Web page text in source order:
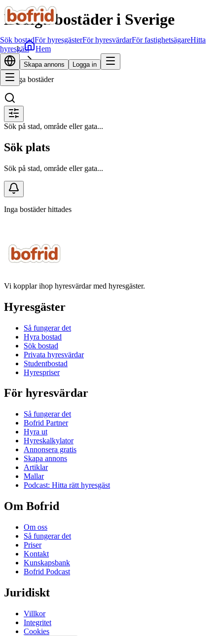
Sök bostadFör hyresgästerFör hyresvärdarFör fastighetsägareHitta
hyresgäst
Skapa annons Logga in
Lediga bostäder i Sverige
Hem
Sök bostad
Lediga bostäder
Sök på stad, område eller gata...
Sök plats
Sök på stad, område eller gata...
Inga bostäder hittades
Vi kopplar ihop hyresvärdar med hyresgäster.
Hyresgäster
Så fungerar det
Hyra bostad
Sök bostad
Privata hyresvärdar
Studentbostad
Hyrespriser
För hyresvärdar
Så fungerar det
Bofrid Partner
Hyra ut
Hyreskalkylator
Annonsera gratis
Skapa annons
Artiklar
Mallar
Podcast: Hitta rätt hyresgäst
Om Bofrid
Om oss
Så fungerar det
Priser
Kontakt
Kunskapsbank
Bofrid Podcast
Juridiskt
Villkor
Integritet
Cookies